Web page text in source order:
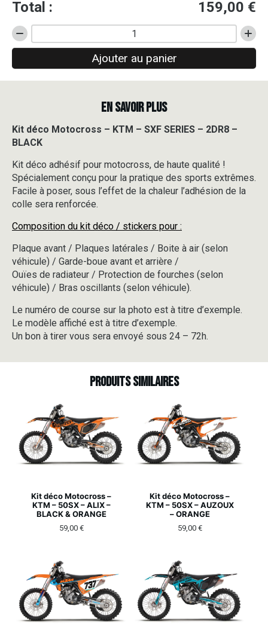
Total : 159,00 €
quantité
de
déco
Motocross
SXF
SERIES
2DR8
-
BLACK
Ajouter au panier
EN SAVOIR PLUS
Kit déco Motocross – KTM – SXF SERIES – 2DR8 –
BLACK
Kit déco adhésif pour motocross, de haute qualité !
Spécialement conçu pour la pratique des sports extrêmes.
Facile à poser, sous l’effet de la chaleur l’adhésion de la
colle sera renforcée.
Composition du kit déco / stickers pour :
Plaque avant / Plaques latérales / Boite à air (selon
véhicule) / Garde-boue avant et arrière /
Ouïes de radiateur / Protection de fourches (selon
véhicule) / Bras oscillants (selon véhicule).
Le numéro de course sur la photo est à titre d’exemple.
Le modèle affiché est à titre d’exemple.
Un bon à tirer vous sera envoyé sous 24 – 72h.
Produits similaires
Kit déco Motocross –
KTM – 50SX – ALIX –
BLACK & ORANGE
59,00 €
Kit déco Motocross –
KTM – 50SX – AUZOUX
– ORANGE
59,00 €